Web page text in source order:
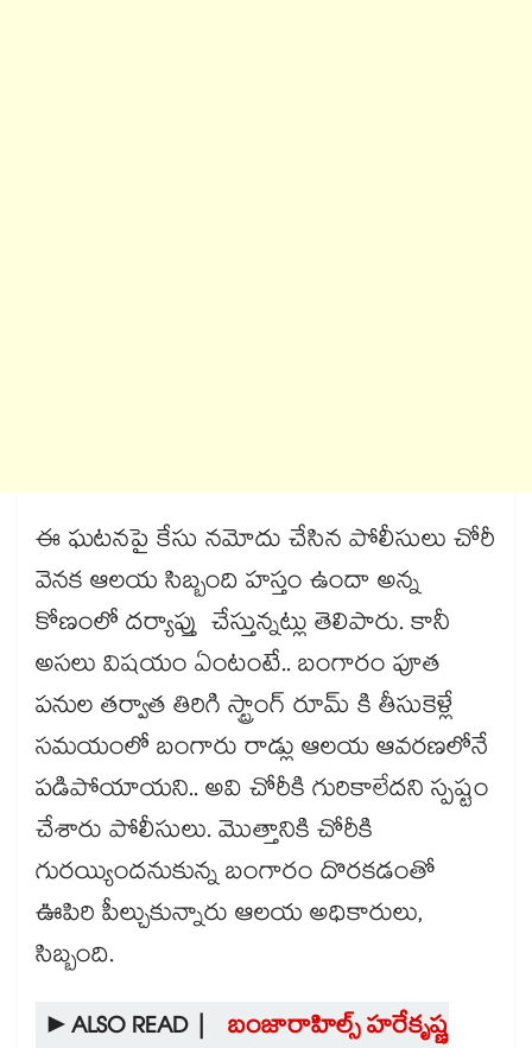
ఈ ఘటనపై కేసు నమోదు చేసిన పోలీసులు చోరీ
వెనక ఆలయ సిబ్బంది హస్తం ఉందా అన్న
కోణంలో దర్యాప్తు చేస్తున్నట్లు తెలిపారు. కానీ
అసలు విషయం ఏంటంటే.. బంగారం పూత
పనుల తర్వాత తిరిగి స్ట్రాంగ్ రూమ్ కి తీసుకెళ్లే
సమయంలో బంగారు రాడ్లు ఆలయ ఆవరణలోనే
పడిపోయాయని.. అవి చోరీకి గురికాలేదని స్పష్టం
చేశారు పోలీసులు. మొత్తానికి చోరీకి
గురయ్యిందనుకున్న బంగారం దొరకడంతో
ఊపిరి పీల్చుకున్నారు ఆలయ అధికారులు,
సిబ్బంది.
►ALSO READ | బంజారాహిల్స్​ హరేకృష్ణ